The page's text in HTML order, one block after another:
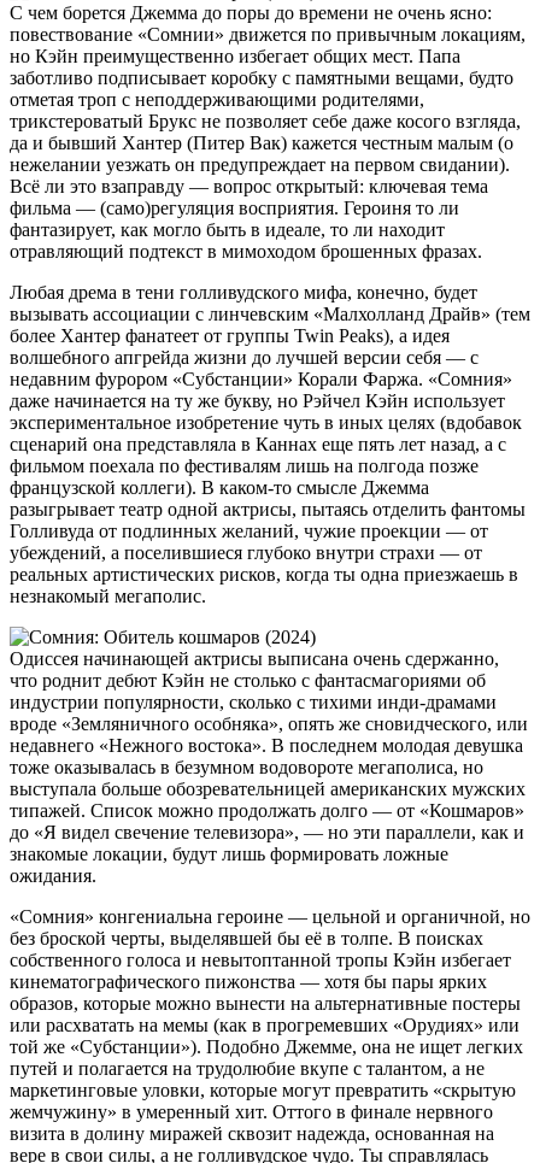
С чем борется Джемма до поры до времени не очень ясно:
повествование «Сомнии» движется по привычным локациям,
но Кэйн преимущественно избегает общих мест. Папа
заботливо подписывает коробку с памятными вещами, будто
отметая троп с неподдерживающими родителями,
трикстероватый Брукс не позволяет себе даже косого взгляда,
да и бывший Хантер (Питер Вак) кажется честным малым (о
нежелании уезжать он предупреждает на первом свидании).
Всё ли это взаправду — вопрос открытый: ключевая тема
фильма — (само)регуляция восприятия. Героиня то ли
фантазирует, как могло быть в идеале, то ли находит
отравляющий подтекст в мимоходом брошенных фразах.
Любая дрема в тени голливудского мифа, конечно, будет
вызывать ассоциации с линчевским «Малхолланд Драйв» (тем
более Хантер фанатеет от группы Twin Peaks), а идея
волшебного апгрейда жизни до лучшей версии себя — с
недавним фурором «Субстанции» Корали Фаржа. «Сомния»
даже начинается на ту же букву, но Рэйчел Кэйн использует
экспериментальное изобретение чуть в иных целях (вдобавок
сценарий она представляла в Каннах еще пять лет назад, а с
фильмом поехала по фестивалям лишь на полгода позже
французской коллеги). В каком-то смысле Джемма
разыгрывает театр одной актрисы, пытаясь отделить фантомы
Голливуда от подлинных желаний, чужие проекции — от
убеждений, а поселившиеся глубоко внутри страхи — от
реальных артистических рисков, когда ты одна приезжаешь в
незнакомый мегаполис.
Одиссея начинающей актрисы выписана очень сдержанно,
что роднит дебют Кэйн не столько с фантасмагориями об
индустрии популярности, сколько с тихими инди-драмами
вроде «Земляничного особняка», опять же сновидческого, или
недавнего «Нежного востока». В последнем молодая девушка
тоже оказывалась в безумном водовороте мегаполиса, но
выступала больше обозревательницей американских мужских
типажей. Список можно продолжать долго — от «Кошмаров»
до «Я видел свечение телевизора», — но эти параллели, как и
знакомые локации, будут лишь формировать ложные
ожидания.
«Сомния» конгениальна героине — цельной и органичной, но
без броской черты, выделявшей бы её в толпе. В поисках
собственного голоса и невытоптанной тропы Кэйн избегает
кинематографического пижонства — хотя бы пары ярких
образов, которые можно вынести на альтернативные постеры
или расхватать на мемы (как в прогремевших «Орудиях» или
той же «Субстанции»). Подобно Джемме, она не ищет легких
путей и полагается на трудолюбие вкупе с талантом, а не
маркетинговые уловки, которые могут превратить «скрытую
жемчужину» в умеренный хит. Оттого в финале нервного
визита в долину миражей сквозит надежда, основанная на
вере в свои силы, а не голливудское чудо. Ты справлялась